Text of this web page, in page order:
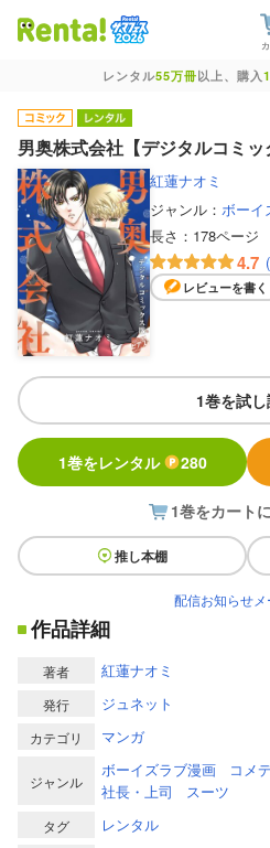
レンタル55万冊以上、購入
男奥株式会社【デジタルコミッ
紅蓮ナオミ
ジャンル： ボーイ
長さ： 178ページ
4.7
レビューを書く
1巻を試
1巻をレンタル 280
1巻をカート
推し本棚
配信お知らせメ
作品詳細
著者 紅蓮ナオミ
発行 ジュネット
カテゴリ マンガ
ジャンル
ボーイズラブ漫画 コメ
社長・上司
スーツ
タグ レンタル